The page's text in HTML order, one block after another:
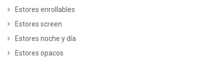
Estores enrollables
Estores screen
Estores noche y día
Estores opacos